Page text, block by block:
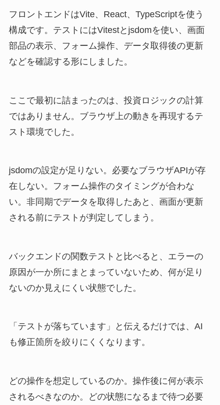
フロントエンドはVite、React、TypeScriptを使う
構成です。テストにはVitestとjsdomを使い、画面
部品の表示、フォーム操作、データ取得後の更新
などを確認する形にしました。
ここで最初に詰まったのは、投資ロジックの計算
ではありません。ブラウザ上の動きを再現するテ
スト環境でした。
jsdomの設定が足りない。必要なブラウザAPIが存
在しない。フォーム操作のタイミングが合わな
い。非同期でデータを取得したあと、画面が更新
される前にテストが判定してしまう。
バックエンドの関数テストと比べると、エラーの
原因が一か所にまとまっていないため、何が足り
ないのか見えにくい状態でした。
「テストが落ちています」と伝えるだけでは、AI
も修正箇所を絞りにくくなります。
どの操作を想定しているのか。操作後に何が表示
されるべきなのか。どの状態になるまで待つ必要